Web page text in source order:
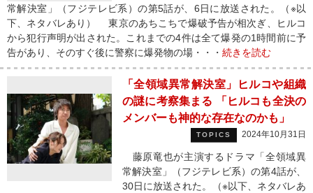
常解決室」（フジテレビ系）の第5話が、6日に放送された。（※以
下、ネタバレあり） 東京のあちこちで爆破予告が相次ぎ、ヒルコ
から犯行声明が出された。これまでの4件は全て爆発の1時間前に予
告があり、そのすぐ後に警察に爆発物の場・・・ 続きを読む
「全領域異常解決室」ヒルコや組織
の謎に考察集まる 「ヒルコも全決の
メンバーも神的な存在なのかも」
TOPICS 2024年10月31日
藤原竜也が主演するドラマ「全領域異
常解決室」（フジテレビ系）の第4話が、
30日に放送された。（※以下、ネタバレあ